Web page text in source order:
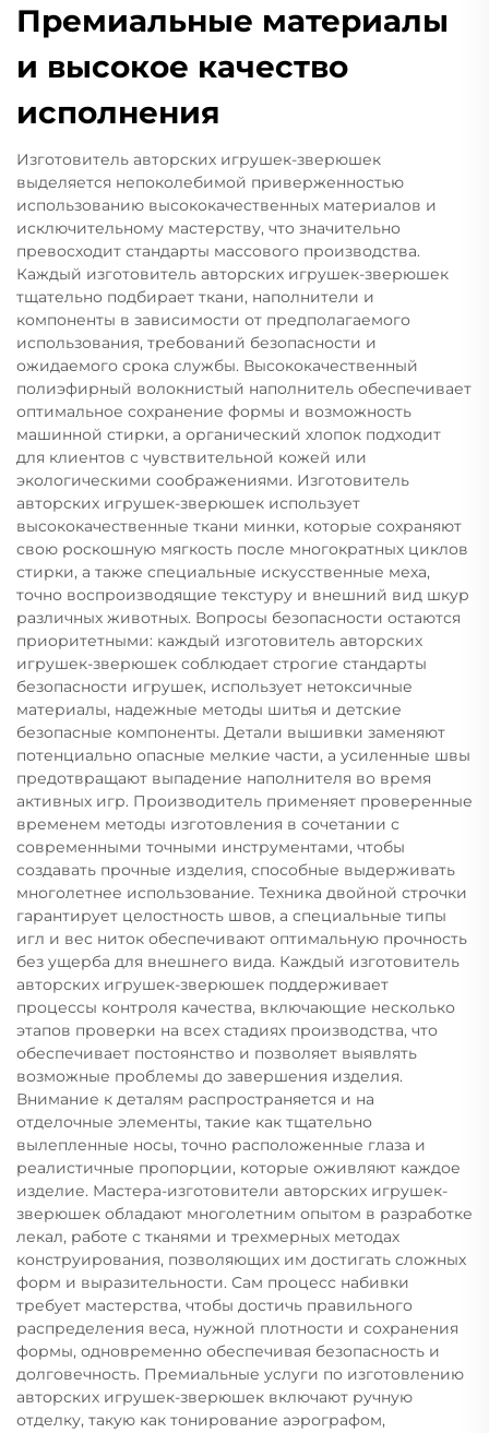
Премиальные материалы
и высокое качество
исполнения
Изготовитель авторских игрушек-зверюшек
выделяется непоколебимой приверженностью
использованию высококачественных материалов и
исключительному мастерству, что значительно
превосходит стандарты массового производства.
Каждый изготовитель авторских игрушек-зверюшек
тщательно подбирает ткани, наполнители и
компоненты в зависимости от предполагаемого
использования, требований безопасности и
ожидаемого срока службы. Высококачественный
полиэфирный волокнистый наполнитель обеспечивает
оптимальное сохранение формы и возможность
машинной стирки, а органический хлопок подходит
для клиентов с чувствительной кожей или
экологическими соображениями. Изготовитель
авторских игрушек-зверюшек использует
высококачественные ткани минки, которые сохраняют
свою роскошную мягкость после многократных циклов
стирки, а также специальные искусственные меха,
точно воспроизводящие текстуру и внешний вид шкур
различных животных. Вопросы безопасности остаются
приоритетными: каждый изготовитель авторских
игрушек-зверюшек соблюдает строгие стандарты
безопасности игрушек, использует нетоксичные
материалы, надежные методы шитья и детские
безопасные компоненты. Детали вышивки заменяют
потенциально опасные мелкие части, а усиленные швы
предотвращают выпадение наполнителя во время
активных игр. Производитель применяет проверенные
временем методы изготовления в сочетании с
современными точными инструментами, чтобы
создавать прочные изделия, способные выдерживать
многолетнее использование. Техника двойной строчки
гарантирует целостность швов, а специальные типы
игл и вес ниток обеспечивают оптимальную прочность
без ущерба для внешнего вида. Каждый изготовитель
авторских игрушек-зверюшек поддерживает
процессы контроля качества, включающие несколько
этапов проверки на всех стадиях производства, что
обеспечивает постоянство и позволяет выявлять
возможные проблемы до завершения изделия.
Внимание к деталям распространяется и на
отделочные элементы, такие как тщательно
вылепленные носы, точно расположенные глаза и
реалистичные пропорции, которые оживляют каждое
изделие. Мастера-изготовители авторских игрушек-
зверюшек обладают многолетним опытом в разработке
лекал, работе с тканями и трехмерных методах
конструирования, позволяющих им достигать сложных
форм и выразительности. Сам процесс набивки
требует мастерства, чтобы достичь правильного
распределения веса, нужной плотности и сохранения
формы, одновременно обеспечивая безопасность и
долговечность. Премиальные услуги по изготовлению
авторских игрушек-зверюшек включают ручную
отделку, такую как тонирование аэрографом,